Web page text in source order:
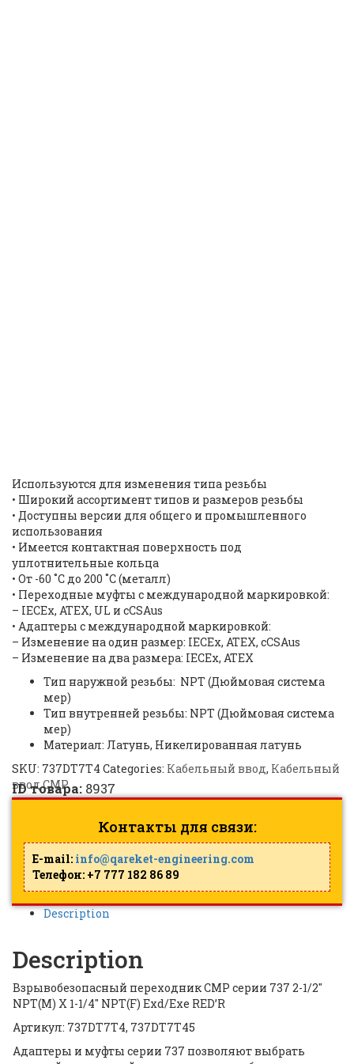
Используются для изменения типа резьбы
• Широкий ассортимент типов и размеров резьбы
• Доступны версии для общего и промышленного
использования
• Имеется контактная поверхность под
уплотнительные кольца
• От -60 ˚C до 200 ˚C (металл)
• Переходные муфты с международной маркировкой:
– IECEx, ATEX, UL и cCSAus
• Адаптеры с международной маркировкой:
– Изменение на один размер: IECEx, ATEX, cCSAus
– Изменение на два размера: IECEx, ATEX
Тип наружной резьбы: NPT (Дюймовая система
мер)
Тип внутренней резьбы: NPT (Дюймовая система
мер)
Материал: Латунь, Никелированная латунь
SKU: 737DT7T4 Categories: Кабельный ввод, Кабельный
ввод CMP
ID товара: 8937
Контакты для связи:
E-mail: info@qareket-engineering.com
Телефон: +7 777 182 86 89
Description
Description
Взрывобезопасный переходник CMP серии 737 2-1/2″
NPT(M) X 1-1/4″ NPT(F) Exd/Exe RED’R
Артикул: 737DT7T4, 737DT7T45
Адаптеры и муфты серии 737 позволяют выбрать